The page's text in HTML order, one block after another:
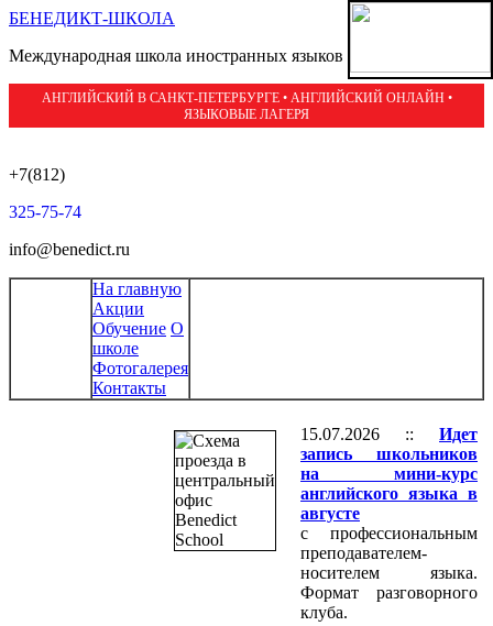
БЕНЕДИКТ-ШКОЛА
Международная школа иностранных языков
АНГЛИЙСКИЙ В САНКТ-ПЕТЕРБУРГЕ • АНГЛИЙСКИЙ ОНЛАЙН •
ЯЗЫКОВЫЕ ЛАГЕРЯ
+7(812)
325-75-74
info@benedict.ru
На главную
Акции
Обучение О
школе
Фотогалерея
Контакты
15.07.2026 :: Идет
запись школьников
на мини-курс
английского языка в
августе
с профессиональным
преподавателем-
носителем языка.
Формат разговорного
клуба.